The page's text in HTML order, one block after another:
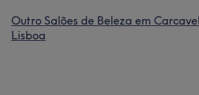
Outro Salões de Beleza em
Lisboa